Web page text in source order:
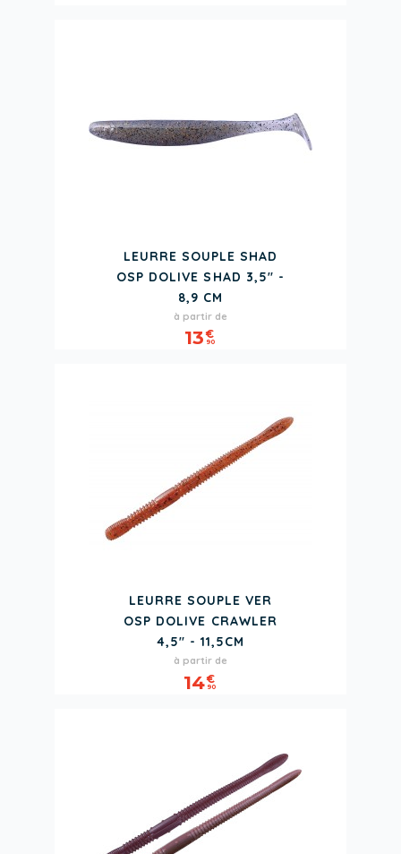
LEURRE SOUPLE SHAD
OSP DOLIVE SHAD 3,5" -
8,9 CM
Prix
à partir de
13€
90
LEURRE SOUPLE VER
OSP DOLIVE CRAWLER
4,5" - 11,5CM
Prix
à partir de
14€
90